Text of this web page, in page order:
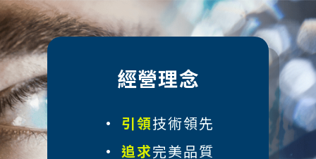
經營理念
• 引領技術領先
• 追求完美品質